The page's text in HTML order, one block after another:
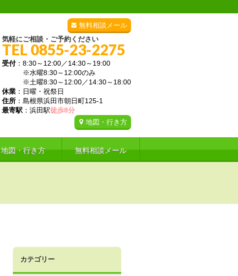
無料相談メール
気軽にご相談・ご予約ください
TEL 0855-23-2275
受付：8:30～12:00／14:30～19:00
※水曜8:30～12:00のみ
※土曜8:30～12:00／14:30～18:00
休業 ：日曜・祝祭日
住所 ：島根県浜田市朝日町125-1
最寄駅 ：浜田駅徒歩8分
地図・行き方
地図・行き方 無料相談メール
カテゴリー